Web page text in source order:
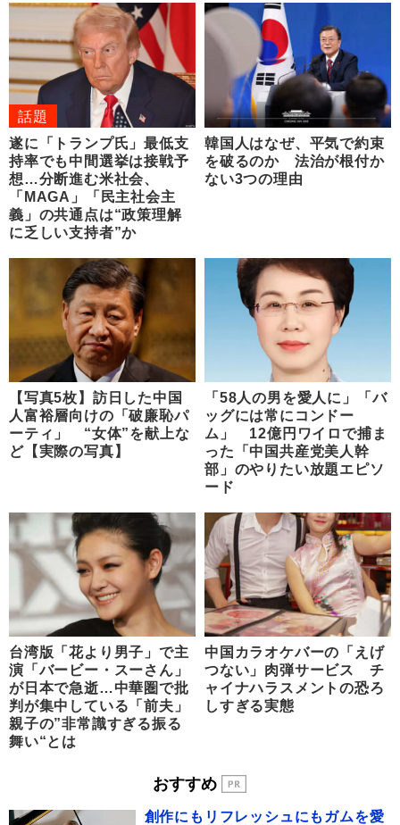
話題
遂に「トランプ氏」最低支
持率でも中間選挙は接戦予
想…分断進む米社会、
「MAGA」「民主社会主
義」の共通点は“政策理解
に乏しい支持者”か
韓国人はなぜ、平気で約束
を破るのか 法治が根付か
ない3つの理由
【写真5枚】訪日した中国
人富裕層向けの「破廉恥パ
ーティ」 “女体”を献上な
ど【実際の写真】
「58人の男を愛人に」「バ
ッグには常にコンドー
ム」 12億円ワイロで捕ま
った「中国共産党美人幹
部」のやりたい放題エピソ
ード
台湾版「花より男子」で主
演「バービー・スーさん」
が日本で急逝…中華圏で批
判が集中している「前夫」
親子の”非常識すぎる振る
舞い“とは
中国カラオケバーの「えげ
つない」肉弾サービス チ
ャイナハラスメントの恐ろ
しすぎる実態
おすすめ
創作にもリフレッシュにもガムを愛